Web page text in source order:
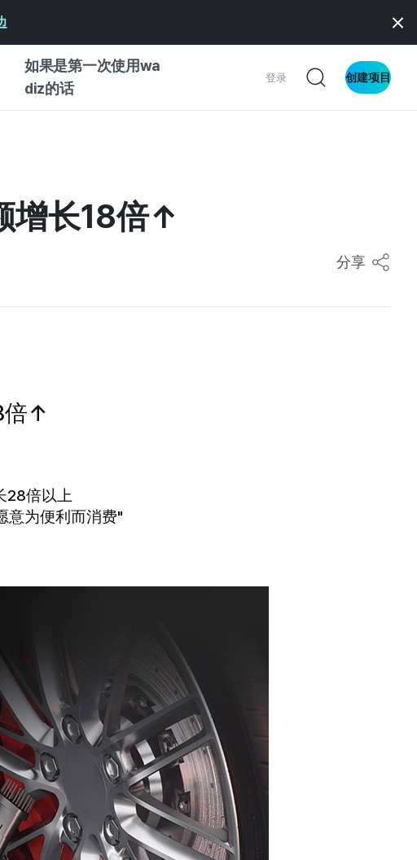
如果是第一次使用wa
diz的话
登录 创建项目
体验型
创作型
增长18倍↑
分享
倍↑
28倍以上
意为便利而消费"